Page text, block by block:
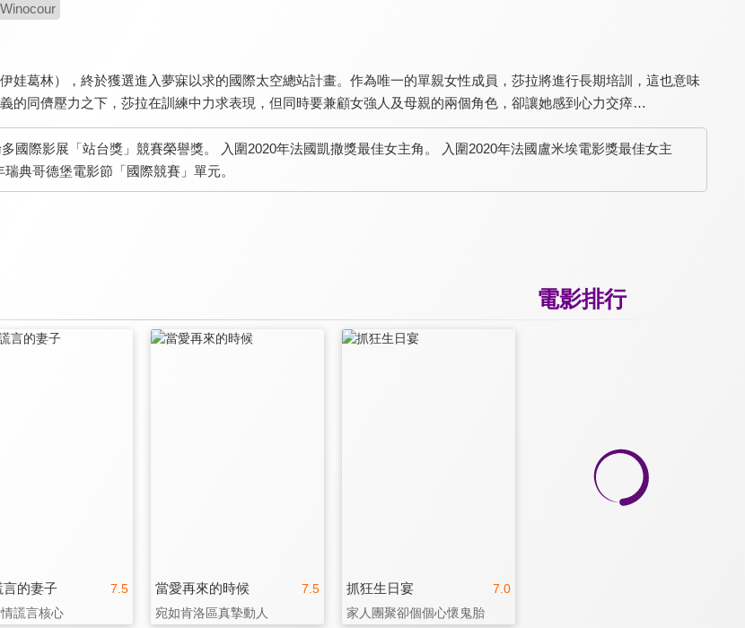
關於她的二三事 7.7
天晴有時 忌妒的藍圖
娃葛林），終於獲選進入夢寐以求的國際太空總站計畫。作為唯一的單親女性成員，莎拉將進行長期培訓，這也意味
的同儕壓力之下，莎拉在訓練中力求表現，但同時要兼顧女強人及母親的兩個角色，卻讓她感到心力交瘁…
國際影展「站台獎」競賽榮譽獎。 入圍2020年法國凱撒獎最佳女主角。 入圍2020年法國盧米埃電影獎最佳女主
典哥德堡電影節「國際競賽」單元。
電影排行
7.5
言的妻子
謊言核心
7.5
當愛再來的時候
宛如肯洛區真摯動人
7.0
抓狂生日宴
家人團聚卻個個心懷鬼胎